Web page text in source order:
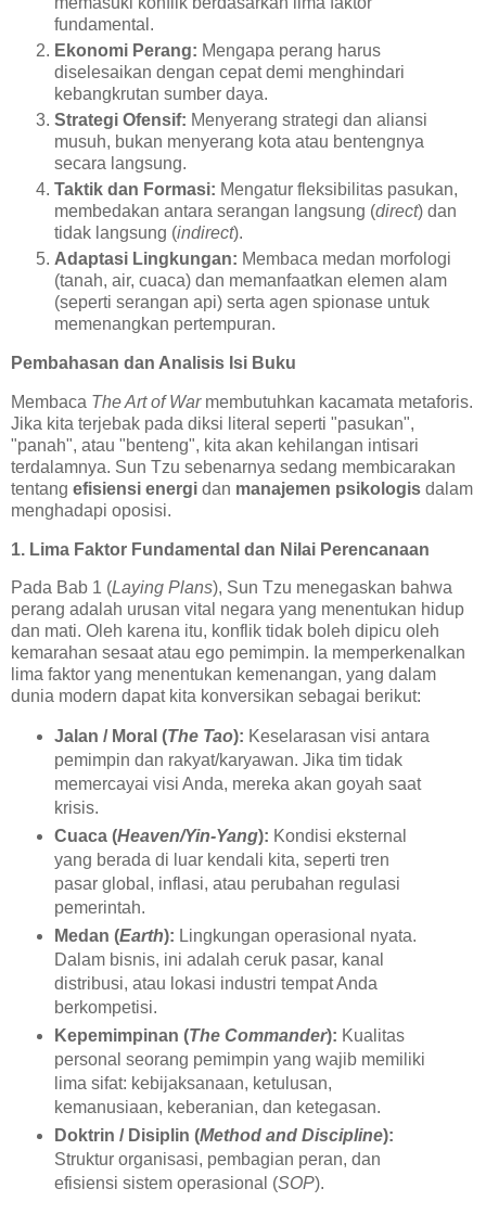
fundamental.
Ekonomi Perang: Mengapa perang harus
diselesaikan dengan cepat demi menghindari
kebangkrutan sumber daya.
Strategi Ofensif: Menyerang strategi dan aliansi
musuh, bukan menyerang kota atau bentengnya
secara langsung.
Taktik dan Formasi: Mengatur fleksibilitas pasukan,
membedakan antara serangan langsung (direct) dan
tidak langsung (indirect).
Adaptasi Lingkungan: Membaca medan morfologi
(tanah, air, cuaca) dan memanfaatkan elemen alam
(seperti serangan api) serta agen spionase untuk
memenangkan pertempuran.
Pembahasan dan Analisis Isi Buku
Membaca The Art of Warmembutuhkan kacamata metaforis.
Jika kita terjebak pada diksi literal seperti "pasukan",
"panah", atau "benteng", kita akan kehilangan intisari
terdalamnya. Sun Tzu sebenarnya sedang membicarakan
tentang efisiensi energi dan manajemen psikologis dalam
menghadapi oposisi.
1. Lima Faktor Fundamental dan Nilai Perencanaan
Pada Bab 1 (Laying Plans), Sun Tzu menegaskan bahwa
perang adalah urusan vital negara yang menentukan hidup
dan mati. Oleh karena itu, konflik tidak boleh dipicu oleh
kemarahan sesaat atau ego pemimpin. Ia memperkenalkan
lima faktor yang menentukan kemenangan, yang dalam
dunia modern dapat kita konversikan sebagai berikut:
Jalan / Moral (The Tao): Keselarasan visi antara
pemimpin dan rakyat/karyawan. Jika tim tidak
memercayai visi Anda, mereka akan goyah saat
krisis.
Cuaca (Heaven/Yin-Yang): Kondisi eksternal
yang berada di luar kendali kita, seperti tren
pasar global, inflasi, atau perubahan regulasi
pemerintah.
Medan (Earth): Lingkungan operasional nyata.
Dalam bisnis, ini adalah ceruk pasar, kanal
distribusi, atau lokasi industri tempat Anda
berkompetisi.
Kepemimpinan (The Commander): Kualitas
personal seorang pemimpin yang wajib memiliki
lima sifat: kebijaksanaan, ketulusan,
kemanusiaan, keberanian, dan ketegasan.
Doktrin / Disiplin (Method and Discipline):
Struktur organisasi, pembagian peran, dan
efisiensi sistem operasional (SOP).